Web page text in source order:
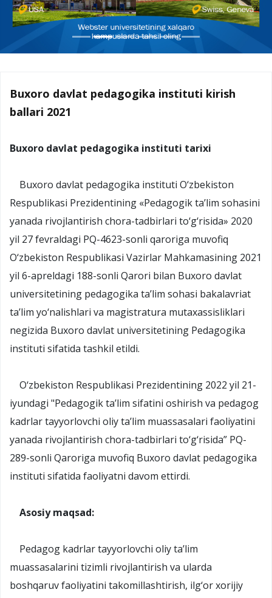
Buxoro davlat pedagogika instituti kirish
ballari 2021
Buxoro davlat pedagogika instituti tarixi
Buxoro davlat pedagogika instituti O‘zbekiston
Respublikasi Prezidentining «Pedagogik ta’lim sohasini
yanada rivojlantirish chora-tadbirlari to‘g‘risida» 2020
yil 27 fevraldagi PQ-4623-sonli qaroriga muvofiq
O‘zbekiston Respublikasi Vazirlar Mahkamasining 2021
yil 6-apreldagi 188-sonli Qarori bilan Buxoro davlat
universitetining pedagogika ta’lim sohasi bakalavriat
ta’lim yo‘nalishlari va magistratura mutaxassisliklari
negizida Buxoro davlat universitetining Pedagogika
instituti sifatida tashkil etildi.
O‘zbekiston Respublikasi Prezidentining 2022 yil 21-
iyundagi "Pedagogik ta’lim sifatini oshirish va pedagog
kadrlar tayyorlovchi oliy ta’lim muassasalari faoliyatini
yanada rivojlantirish chora-tadbirlari to‘g‘risida” PQ-
289-sonli Qaroriga muvofiq Buxoro davlat pedagogika
instituti sifatida faoliyatni davom ettirdi.
Asosiy maqsad:
Pedagog kadrlar tayyorlovchi oliy ta’lim
muassasalarini tizimli rivojlantirish va ularda
boshqaruv faoliyatini takomillashtirish, ilg‘or xorijiy